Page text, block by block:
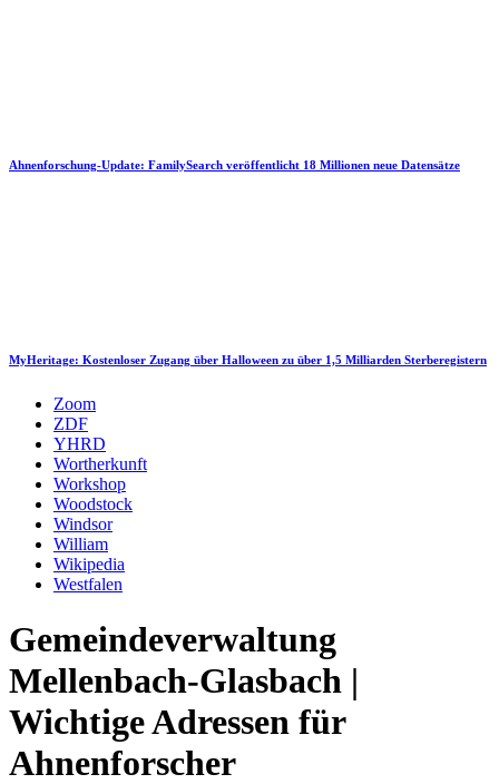
Ahnenforschung-Update: FamilySearch veröffentlicht 18 Millionen neue Datensätze
MyHeritage: Kostenloser Zugang über Halloween zu über 1,5 Milliarden Sterberegistern
Zoom
ZDF
YHRD
Wortherkunft
Workshop
Woodstock
Windsor
William
Wikipedia
Westfalen
Gemeindeverwaltung
Mellenbach-Glasbach |
Wichtige Adressen für
Ahnenforscher